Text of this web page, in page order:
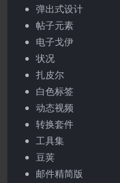
弹出式设计
帖子元素
电子戈伊
状况
扎皮尔
白色标签
动态视频
转换套件
工具集
豆荚
邮件精简版